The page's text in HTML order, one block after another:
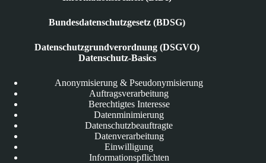
Bundesdatenschutzgesetz (BDSG)
Datenschutzgrundverordnung (DSGVO)
Datenschutz-Basics
Anonymisierung & Pseudonymisierung
Auftragsverarbeitung
Berechtigtes Interesse
Datenminimierung
Datenschutzbeauftragte
Datenverarbeitung
Einwilligung
Informationspflichten